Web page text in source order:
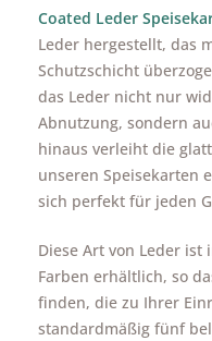
Coated Leder
Leder hergestellt, das
Schutzschicht
das Leder nicht nur
Abnutzung, sondern
hinaus verleiht die
unseren Speisekarten
sich perfekt für jeden
Diese Art von Leder ist
Farben erhältlich, so
finden, die zu Ihrer
standardmäßig fünf